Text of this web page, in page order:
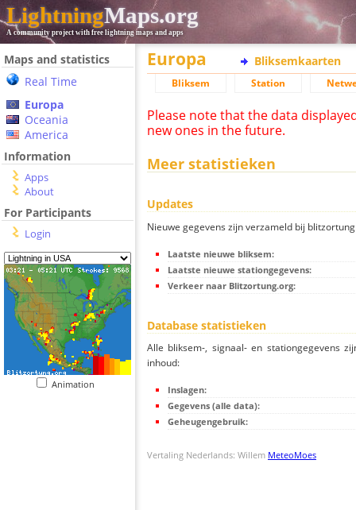
LightningMaps.org
A community project with free lightning maps and apps
Maps and statistics
Real Time
Europa
Oceania
America
Information
Apps
About
For Participants
Login
Animation
Europa Bliksemkaarten
Bliksem Station
Please note that the data
new ones in the future.
Meer statistieken
Updates
Nieuwe gegevens zijn verzameld bij
Laatste nieuwe bliksem:
Laatste nieuwe stationgegevens:
Verkeer naar Blitzortung.org:
Database statistieken
Alle bliksem-, signaal- en stationgegevens
inhoud:
Inslagen:
Gegevens (alle data):
Geheugengebruik:
Vertaling Nederlands: Willem MeteoMoes